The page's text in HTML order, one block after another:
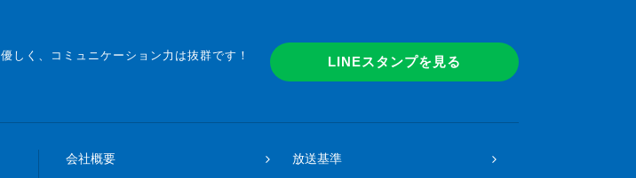
しく、コミュニケーション力は抜群です！
LINEスタンプを見る
会社概要
放送基準